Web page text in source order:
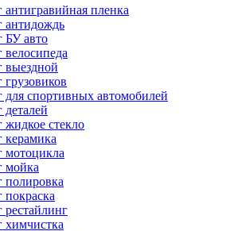
антигравийная пленка
антидождь
БУ авто
велосипеда
выездной
грузовиков
для спортивных автомобилей
деталей
жидкое стекло
керамика
мотоцикла
мойка
полировка
покраска
рестайлинг
химчистка